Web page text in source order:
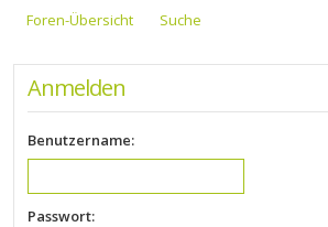
Foren-Übersicht Suche
Anmelden
Benutzername:
Passwort: